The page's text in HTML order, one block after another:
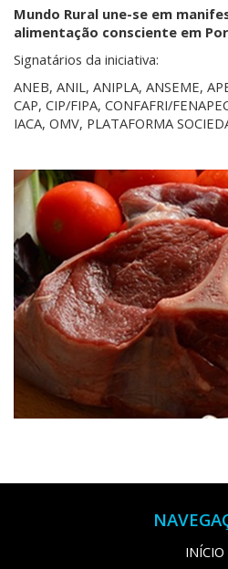
Mundo Rural une-se em
alimentação consciente em
Signatários da iniciativa:
ANEB, ANIL, ANIPLA, ANSEME,
CAP, CIP/FIPA, CONFAFRI/
IACA, OMV, PLATAFORMA
INÍCIO